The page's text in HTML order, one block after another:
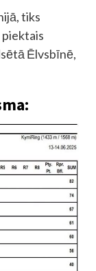
tiks
Ēlvsbīnē,